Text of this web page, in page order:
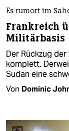
Es rumort im
Frankreich
Militärbasis
Der Rückzug
komplett.
Sudan eine
Von Dominic